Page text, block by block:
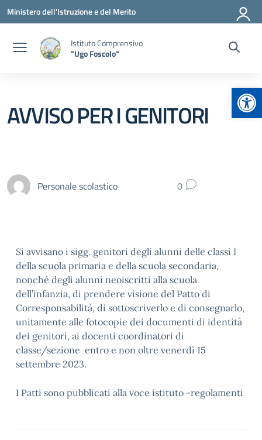
Vai ai contenuti
Vai al menu di navigazione
Vai al footer
Ministero dell'Istruzione e del Merito
Istituto Comprensivo
"Ugo Foscolo"
AVVISO PER I GENITORI
Personale scolastico 0
Si avvisano i sigg. genitori degli alunni delle classi I
della scuola primaria e della scuola secondaria,
nonché degli alunni neoiscritti alla scuola
dell’infanzia, di prendere visione del Patto di
Corresponsabilità, di sottoscriverlo e di consegnarlo,
unitamente alle fotocopie dei documenti di identità
dei genitori, ai docenti coordinatori di
classe/sezione entro e non oltre venerdì 15
settembre 2023.
I Patti sono pubblicati alla voce istituto -regolamenti